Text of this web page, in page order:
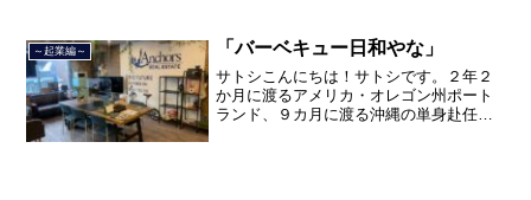
品川区南大井で不動産を主...
～起業編～ 「バーベキュー日和やな」
サトシこんにちは！サトシです。２年２
か月に渡るアメリカ・オレゴン州ポート
ランド、９カ月に渡る沖縄の単身赴任の